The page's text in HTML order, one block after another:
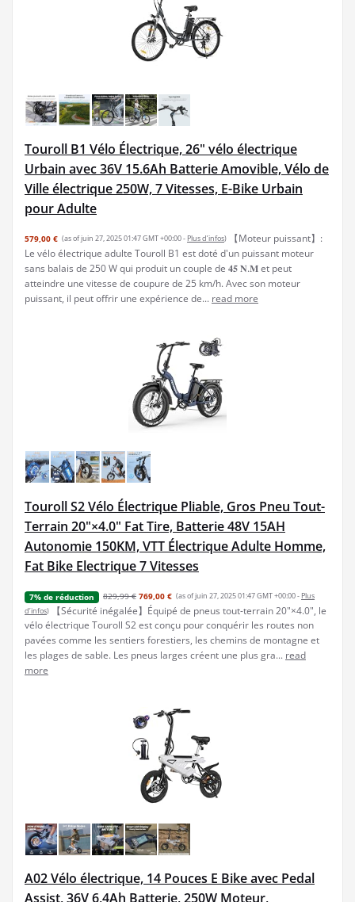
Touroll B1 Vélo Électrique, 26" vélo électrique
Urbain avec 36V 15.6Ah Batterie Amovible, Vélo de
Ville électrique 250W, 7 Vitesses, E-Bike Urbain
pour Adulte
579,00 € (as of juin 27, 2025 01:47 GMT +00:00 - Plus d’infos)
【Moteur puissant】:
Le vélo électrique adulte Touroll B1 est doté d'un puissant moteur
sans balais de 250 W qui produit un couple de 𝟒𝟓 𝐍.𝐌 et peut
atteindre une vitesse de coupure de 25 km/h. Avec son moteur
puissant, il peut offrir une expérience de... read more
Touroll S2 Vélo Électrique Pliable, Gros Pneu Tout-
Terrain 20"×4.0" Fat Tire, Batterie 48V 15AH
Autonomie 150KM, VTT Électrique Adulte Homme,
Fat Bike Electrique 7 Vitesses
7% de réduction 829,99 € 769,00 € (as of juin 27, 2025 01:47 GMT +00:00 - Plus
d’infos)
【Sécurité inégalée】Équipé de pneus tout-terrain 20"×4.0", le
vélo électrique Touroll S2 est conçu pour conquérir les routes non
pavées comme les sentiers forestiers, les chemins de montagne et
les plages de sable. Les pneus larges créent une plus gra... read
more
A02 Vélo électrique, 14 Pouces E Bike avec Pedal
Assist, 36V 6,4Ah Batterie, 250W Moteur,